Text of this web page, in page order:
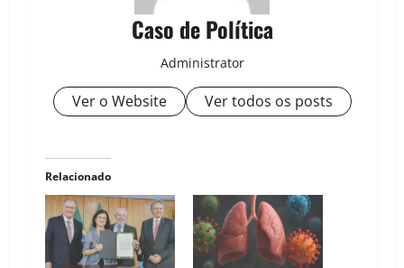
Caso de Política
Administrator
Ver o Website Ver todos os posts
Relacionado